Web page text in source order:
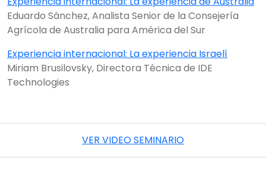
Eduardo Sánchez, Analista Senior de la Consejería
Agrícola de Australia para América del Sur
Experiencia internacional: La experiencia Israelí
Miriam Brusilovsky, Directora Técnica de IDE
Technologies
VER VIDEO SEMINARIO